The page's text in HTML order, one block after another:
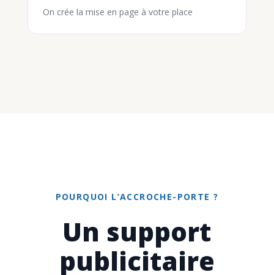
On crée la mise en page à votre place
POURQUOI L’ACCROCHE-PORTE ?
Un support
publicitaire